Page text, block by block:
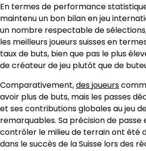
En termes de performance
maintenu un bon bilan en jeu
un nombre respectable de
les meilleurs joueurs suisses en
taux de buts, bien que pas le plus
de créateur de jeu plutôt que de
Comparativement,des joueurs
avoir plus de buts, mais les passes
et ses contributions globales au jeu
remarquables. Sa précision de
contrôler le milieu de terrain ont été
dans le succès de la Suisse lors des